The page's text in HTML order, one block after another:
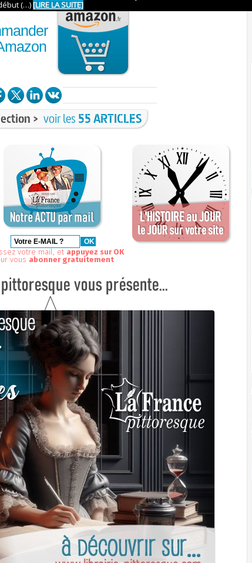
> voir les 55 ARTICLES
votre mail, et appuyez sur OK
vous abonner gratuitement